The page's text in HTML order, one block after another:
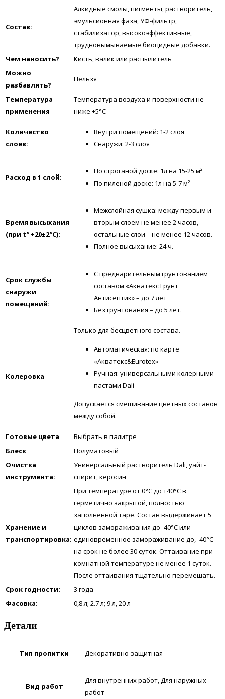
Состав:
Алкидные смолы, пигменты, растворитель,
эмульсионная фаза, УФ-фильтр,
стабилизатор, высокоэффективные,
трудновымываемые биоцидные добавки.
Чем наносить?
Кисть, валик или распылитель
Можно
разбавлять?
Нельзя
Температура
применения
Температура воздуха и поверхности не
ниже +5°C
Количество
слоев:
Внутри помещений: 1-2 слоя
Снаружи: 2-3 слоя
Расход в 1 слой:
По строганой доске: 1л на 15-25 м²
По пиленой доске: 1л на 5-7 м²
Время высыхания
(при t° +20±2°C):
Межслойная сушка: между первым и
вторым слоем не менее 2 часов,
остальные слои – не менее 12 часов.
Полное высыхание: 24 ч.
Срок службы
снаружи
помещений:
С предварительным грунтованием
составом «Акватекс Грунт
Антисептик» – до 7 лет
Без грунтования – до 5 лет.
Колеровка
Только для бесцветного состава.
Автоматическая: по карте
«Акватекс&Eurotex»
Ручная: универсальными колерными
пастами Dali
Допускается смешивание цветных составов
между собой.
Готовые цвета
Выбрать в палитре
Блеск
Полуматовый
Очистка
инструмента:
Универсальный растворитель Dali, уайт-
спирит, керосин
Хранение и
транспортировка:
При температуре от 0°С до +40°С в
герметично закрытой, полностью
заполненной таре. Состав выдерживает 5
циклов замораживания до -40°С или
единовременное замораживание до, -40°С
на срок не более 30 суток. Оттаивание при
комнатной температуре не менее 1 суток.
После оттаивания тщательно перемешать.
Срок годности:
3 года
Фасовка:
0,8 л; 2.7 л; 9 л, 20 л
Детали
Тип пропитки Декоративно-защитная
Вид работ
Для внутренних работ, Для наружных
работ